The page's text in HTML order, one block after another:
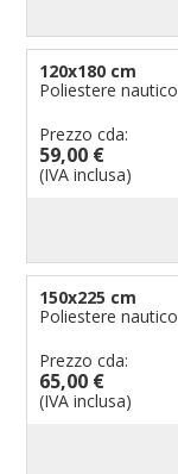
120x180 cm
Poliestere nautico
Prezzo cda:
59,00 €
(IVA inclusa)
150x225 cm
Poliestere nautico
Prezzo cda:
65,00 €
(IVA inclusa)